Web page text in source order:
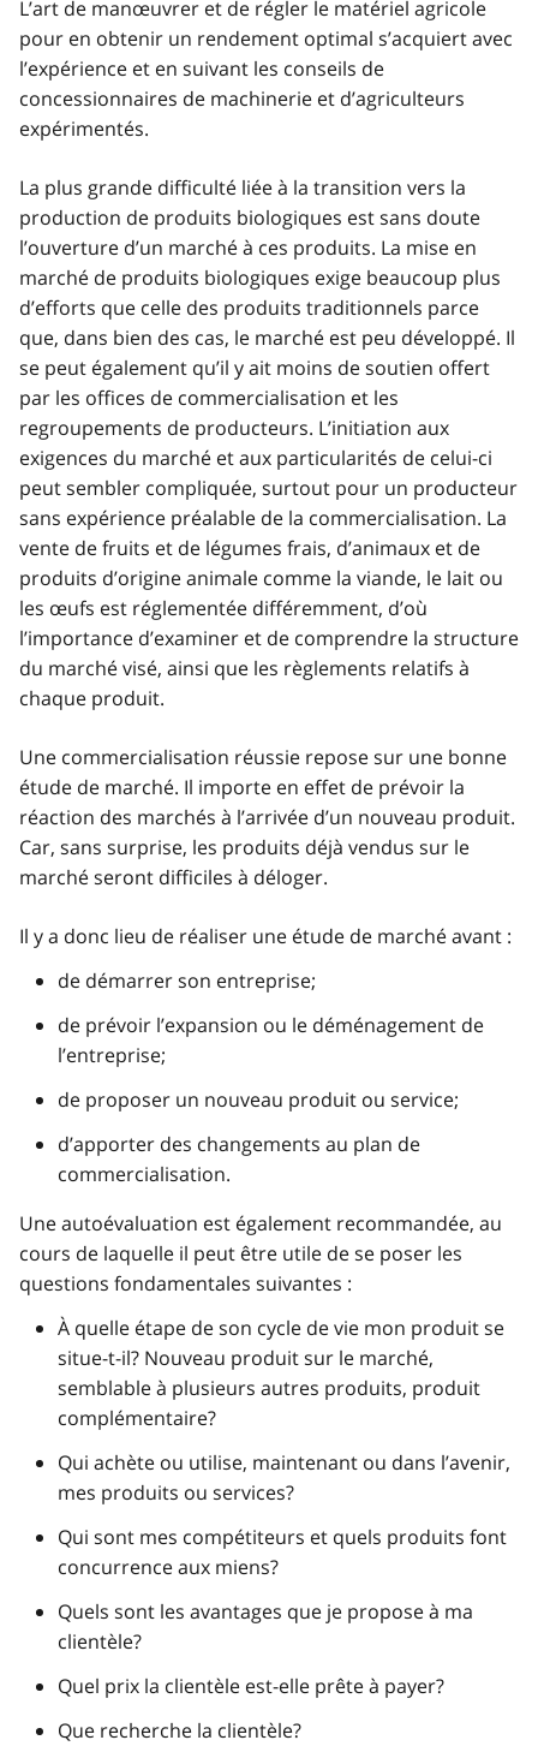
L’art de manœuvrer et de régler le matériel agricole
pour en obtenir un rendement optimal s’acquiert avec
l’expérience et en suivant les conseils de
concessionnaires de machinerie et d’agriculteurs
expérimentés.
La plus grande difficulté liée à la transition vers la
production de produits biologiques est sans doute
l’ouverture d’un marché à ces produits. La mise en
marché de produits biologiques exige beaucoup plus
d’efforts que celle des produits traditionnels parce
que, dans bien des cas, le marché est peu développé. Il
se peut également qu’il y ait moins de soutien offert
par les offices de commercialisation et les
regroupements de producteurs. L’initiation aux
exigences du marché et aux particularités de celui-ci
peut sembler compliquée, surtout pour un producteur
sans expérience préalable de la commercialisation. La
vente de fruits et de légumes frais, d’animaux et de
produits d’origine animale comme la viande, le lait ou
les œufs est réglementée différemment, d’où
l’importance d’examiner et de comprendre la structure
du marché visé, ainsi que les règlements relatifs à
chaque produit.
Une commercialisation réussie repose sur une bonne
étude de marché. Il importe en effet de prévoir la
réaction des marchés à l’arrivée d’un nouveau produit.
Car, sans surprise, les produits déjà vendus sur le
marché seront difficiles à déloger.
Il y a donc lieu de réaliser une étude de marché avant :
de démarrer son entreprise;
de prévoir l’expansion ou le déménagement de
l’entreprise;
de proposer un nouveau produit ou service;
d’apporter des changements au plan de
commercialisation.
Une autoévaluation est également recommandée, au
cours de laquelle il peut être utile de se poser les
questions fondamentales suivantes :
À quelle étape de son cycle de vie mon produit se
situe-t-il? Nouveau produit sur le marché,
semblable à plusieurs autres produits, produit
complémentaire?
Qui achète ou utilise, maintenant ou dans l’avenir,
mes produits ou services?
Qui sont mes compétiteurs et quels produits font
concurrence aux miens?
Quels sont les avantages que je propose à ma
clientèle?
Quel prix la clientèle est-elle prête à payer?
Que recherche la clientèle?